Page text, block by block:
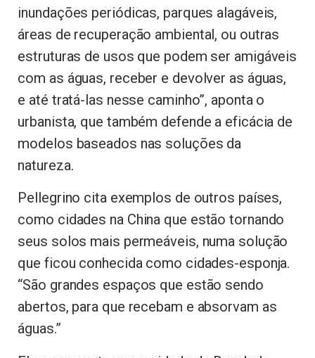
inundações periódicas, parques alagáveis,
áreas de recuperação ambiental, ou outras
estruturas de usos que podem ser amigáveis
com as águas, receber e devolver as águas,
e até tratá-las nesse caminho”, aponta o
urbanista, que também defende a eficácia de
modelos baseados nas soluções da
natureza.
Pellegrino cita exemplos de outros países,
como cidades na China que estão tornando
seus solos mais permeáveis, numa solução
que ficou conhecida como cidades-esponja.
“São grandes espaços que estão sendo
abertos, para que recebam e absorvam as
águas.”